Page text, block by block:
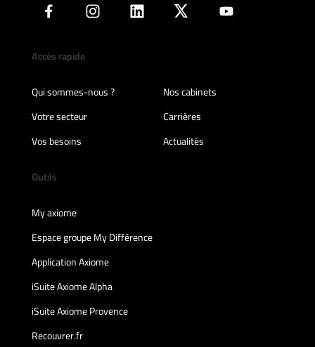
Accès rapide
Qui sommes-nous ?
Nos cabinets
Votre secteur
Carrières
Vos besoins
Actualités
Outils
My axiome
Espace groupe My Différence
Application Axiome
iSuite Axiome Alpha
iSuite Axiome Provence
Recouvrer.fr